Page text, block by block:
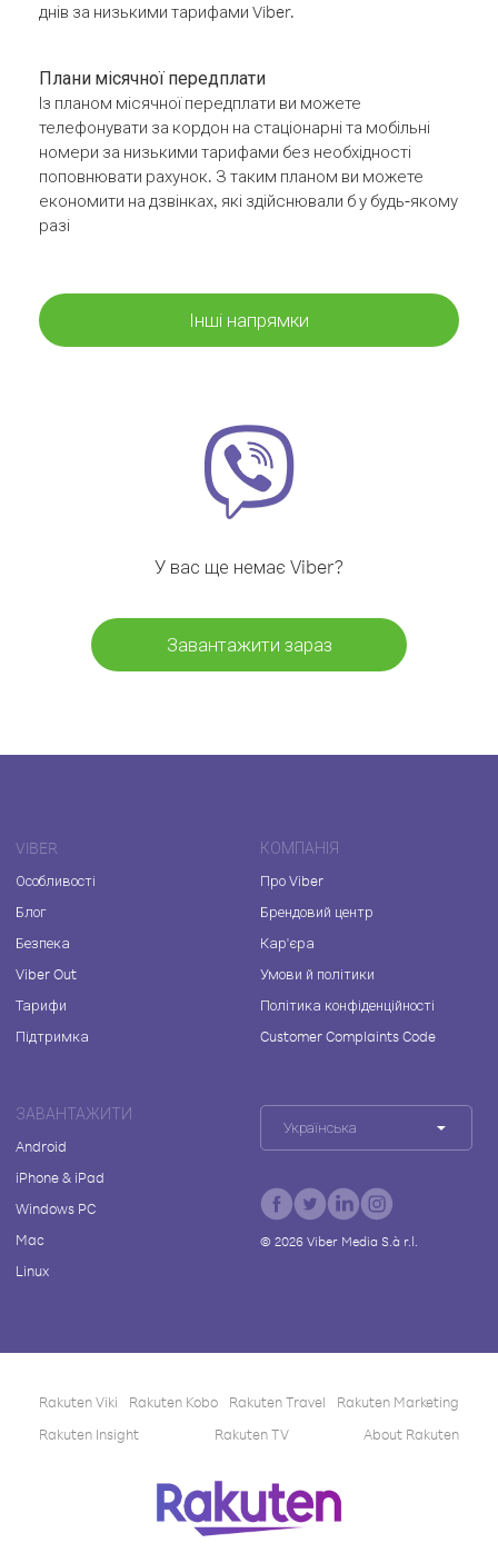
днів за низькими тарифами Viber.
Плани місячної передплати
Із планом місячної передплати ви можете
телефонувати за кордон на стаціонарні та мобільні
номери за низькими тарифами без необхідності
поповнювати рахунок. З таким планом ви можете
економити на дзвінках, які здійснювали б у будь-якому
разі
Інші напрямки
У вас ще немає Viber?
Завантажити зараз
VIBER
Особливості
Блог
Безпека
Viber Out
Тарифи
Підтримка
КОМПАНІЯ
Про Viber
Брендовий центр
Кар'єра
Умови й політики
Політика конфіденційності
Customer Complaints Code
ЗАВАНТАЖИТИ
Android
iPhone & iPad
Windows PC
Mac
Linux
Українська
© 2026Viber Media S.à r.l.
Rakuten Viki Rakuten Kobo Rakuten Travel
Rakuten Marketing
Rakuten Insight
Rakuten TV About Rakuten